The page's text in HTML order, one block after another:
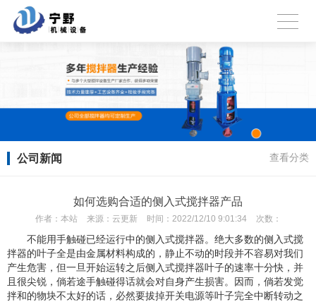
公司新闻 查看分类
如何选购合适的侧入式搅拌器产品
作者： 本站 来源： 云更新 时间： 2022/12/10 9:01:34 次数：
不能用手触碰已经运行中的侧入式搅拌器。绝大多数的侧入式搅
拌器的叶子全是由金属材料构成的，静止不动的时段并不容易对我们
产生危害，但一旦开始运转之后侧入式搅拌器叶子的速率十分快，并
且很尖锐，倘若途手触碰得话就会对自身产生损害。因而，倘若发觉
拌和的物块不太好的话，必然要拔掉开关电源等叶子完全中断转动之